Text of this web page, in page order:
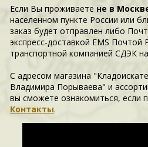
Если Вы проживаете не в
населенном пункте России или
заказ будет отправлен либо
экспресс-доставкой EMS Почтой
транспортной компанией СДЭК
С адресом магазина
Владимира Порываева" и
вы сможете ознакомиться, если
Контакты.